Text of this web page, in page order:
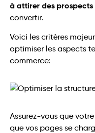
à attirer des
convertir.
Voici les critères
optimiser les aspects
commerce:
Assurez-vous que
que vos pages se